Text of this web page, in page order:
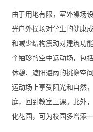
由于用地有限，室外操场
光户外操场对学生的健康
和减少结构震动对建筑功
个袖珍的空中运动场，包
休憩、遮阳避雨的挑檐空
运动场上享受阳光和自然
庭，回到教室上课。此外
化花园，可为校园多增添一